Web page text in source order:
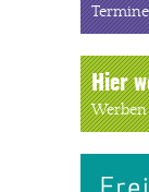
Hier
Werben